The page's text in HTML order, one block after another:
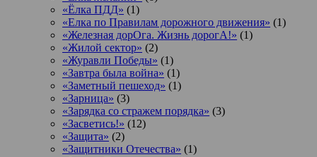
«Ёлка ПДД» (1)
«Елка по Правилам дорожного движения» (1)
«Железная дорОга. Жизнь дорогА!» (1)
«Жилой сектор» (2)
«Журавли Победы» (1)
«Завтра была война» (1)
«Заметный пешеход» (1)
«Зарница» (3)
«Зарядка со стражем порядка» (3)
«Засветись!» (12)
«Защита» (2)
«Защитники Отечества» (1)